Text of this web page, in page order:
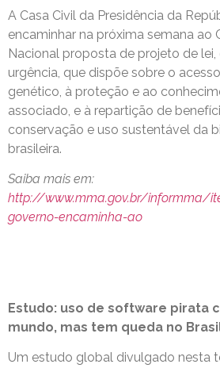
A Casa Civil da Presidência da
encaminhar na próxima semana ao
Nacional proposta de projeto de
urgência, que dispõe sobre o
genético, à proteção e ao
associado, e à repartição de
conservação e uso sustentável da
brasileira.
Saiba mais em:
http://www.mma.gov.br/informma/
governo-encaminha-ao
Estudo: uso de software pirata
mundo, mas tem queda no
Um estudo global divulgado nesta